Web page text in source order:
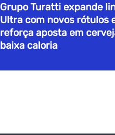
Grupo Turatti expande
Ultra com novos rótulos
reforça aposta em
baixa caloria